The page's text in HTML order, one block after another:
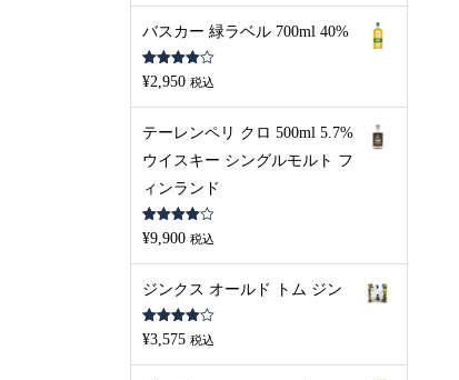
バスカー 緑ラベル 700ml 40%
5段階中
4.00の評
¥2,950 税込
テーレンペリ クロ 500ml 5.7%
ウイスキー シングルモルト フ
ィンランド
5段階中
4.00の評
¥9,900 税込
ジンクス オールド トム ジン
5段階中
4.00の評
¥3,575 税込